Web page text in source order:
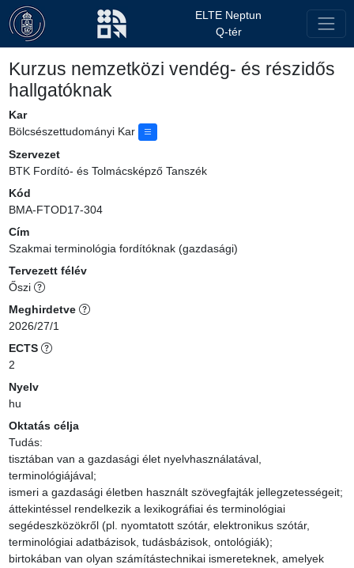
ELTE Neptun
Q-tér
Kurzus nemzetközi vendég- és részidős
hallgatóknak
Kar
Bölcsészettudományi Kar
Szervezet
BTK Fordító- és Tolmácsképző Tanszék
Kód
BMA-FTOD17-304
Cím
Szakmai terminológia fordítóknak (gazdasági)
Tervezett félév
Őszi
Meghirdetve
2026/27/1
ECTS
2
Nyelv
hu
Oktatás célja
Tudás:
tisztában van a gazdasági élet nyelvhasználatával,
terminológiájával;
ismeri a gazdasági életben használt szövegfajták jellegzetességeit;
áttekintéssel rendelkezik a lexikográfiai és terminológiai
segédeszközökről (pl. nyomtatott szótár, elektronikus szótár,
terminológiai adatbázisok, tudásbázisok, ontológiák);
birtokában van olyan számítástechnikai ismereteknek, amelyek